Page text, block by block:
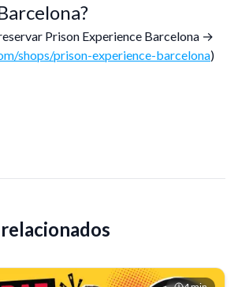
Prison Experience Barcelona →
shops/prison-experience-barcelona)